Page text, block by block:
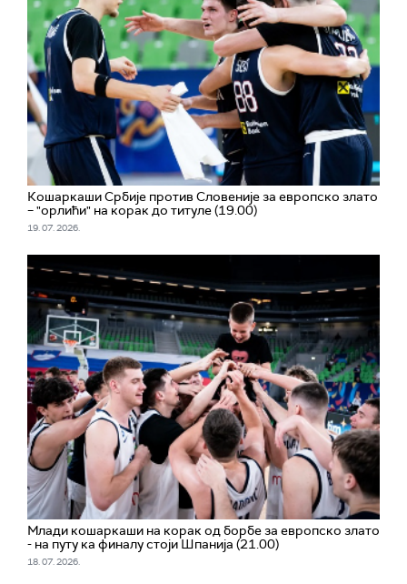
Кошаркаши Србије против Словеније за европско злато
– "орлићи" на корак до титуле (19.00)
19. 07. 2026.
Млади кошаркаши на корак од борбе за европско злато
- на путу ка финалу стоји Шпанија (21.00)
18. 07. 2026.